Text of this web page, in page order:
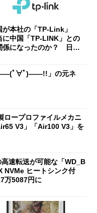
が本社の「TP-Link」
に中国「TP-LINK」との
係になったのか？ 日本
――(ﾟ∀ﾟ)――!!」の元ネ
ロープロファイルメカニ
V3」「Air100 V3」を
速転送が可能な「WD_B
NVMe ヒートシンク付
万5087円に